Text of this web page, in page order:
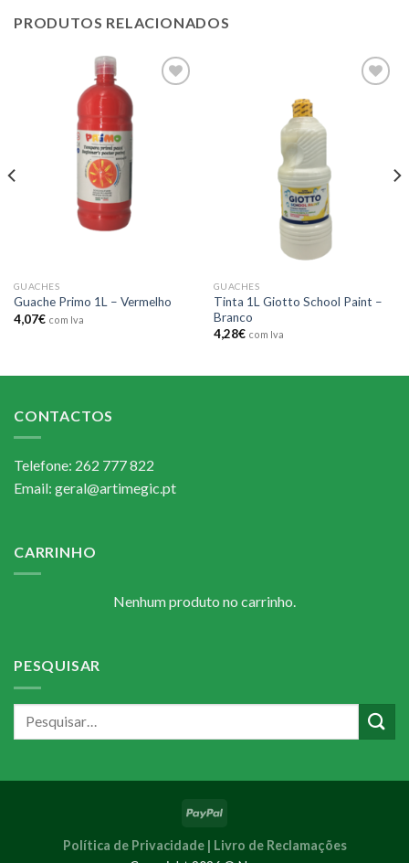
PRODUTOS RELACIONADOS
GUACHES
Guache Primo 1L – Vermelho
4,07€ com Iva
GUACHES
Tinta 1L Giotto School Paint –
Branco
4,28€ com Iva
CONTACTOS
Telefone: 262 777 822
Email: geral@artimegic.pt
CARRINHO
Nenhum produto no carrinho.
PESQUISAR
Política de Privacidade | Livro de Reclamações